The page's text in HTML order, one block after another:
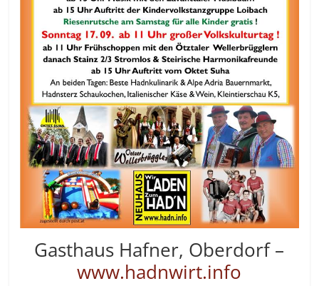
Gasthaus Hafner, Oberdorf –
www.hadnwirt.info